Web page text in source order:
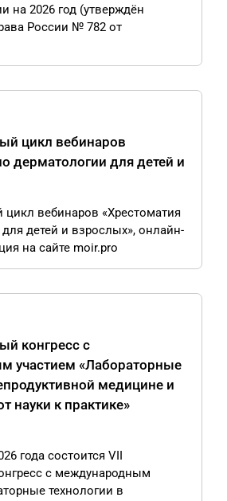
на 2026 год (утверждён
России № 782 от
цикл вебинаров
дерматологии для детей и
цикл вебинаров «Хрестоматия
детей и взрослых», онлайн-
на сайте moir.pro
конгресс с
участием «Лабораторные
медицине и
науки к практике»
года состоится VII
с международным
технологии в